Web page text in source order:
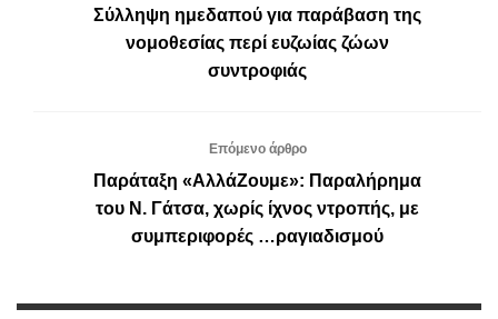
Σύλληψη ημεδαπού για παράβαση της
νομοθεσίας περί ευζωίας ζώων
συντροφιάς
Επόμενο άρθρο
Παράταξη «ΑλλάΖουμε»: Παραλήρημα
του Ν. Γάτσα, χωρίς ίχνος ντροπής, με
συμπεριφορές …ραγιαδισμού